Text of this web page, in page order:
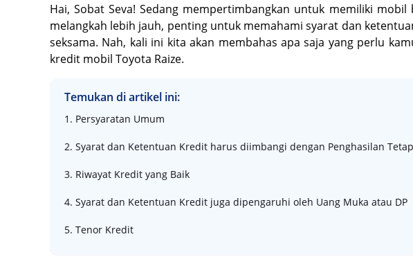
Hai, Sobat Seva! Sedang mempertimbangkan untuk memiliki mobil
melangkah lebih jauh, penting untuk memahami syarat dan
seksama. Nah, kali ini kita akan membahas apa saja yang perlu
kredit mobil Toyota Raize.
Temukan di artikel ini:
1. Persyaratan Umum
2. Syarat dan Ketentuan Kredit harus diimbangi dengan Penghasilan Tetap
3. Riwayat Kredit yang Baik
4. Syarat dan Ketentuan Kredit juga dipengaruhi oleh Uang Muka atau DP
5. Tenor Kredit